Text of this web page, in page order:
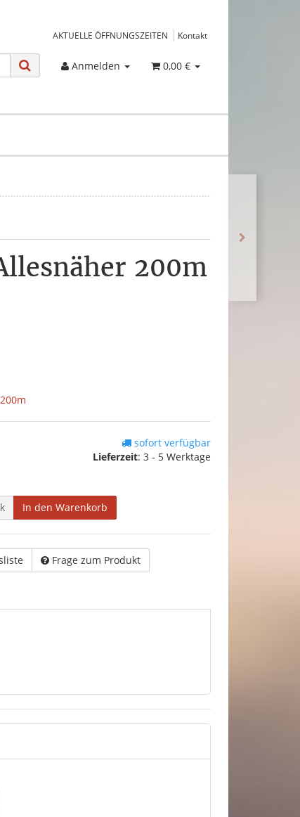
AKTUELLE ÖFFNUNGSZEITEN Kontakt
Anmelden 0,00 €
200m
sofort verfügbar
Lieferzeit: 3 - 5 Werktage
In den Warenkorb
Frage zum Produkt